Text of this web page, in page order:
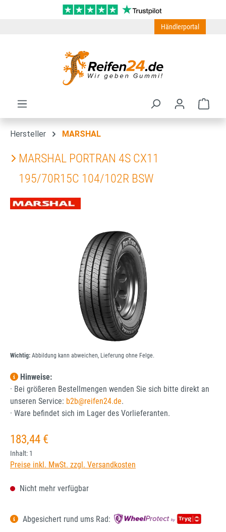
Zum Hauptinhalt springen
Händlerportal
Hersteller MARSHAL
MARSHAL PORTRAN 4S CX11
195/70R15C 104/102R BSW
Bildergalerie überspringen
Wichtig: Abbildung kann abweichen, Lieferung ohne Felge.
Hinweise:
· Bei größeren Bestellmengen wenden Sie sich bitte direkt an
unseren Service: b2b@reifen24.de.
· Ware befindet sich im Lager des Vorlieferanten.
Regulärer Preis:
183,44 €
Inhalt: 1
Preise inkl. MwSt. zzgl. Versandkosten
Nicht mehr verfügbar
Abgesichert rund ums Rad: